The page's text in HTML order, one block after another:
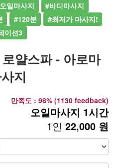
일마사지
#바디마사지
#120분
#최저가 마사지!
이션3
얄스파 - 아로마
지
만족도 : 98% (1130 feedback)
오일마사지 1시간
1인 22,000 원